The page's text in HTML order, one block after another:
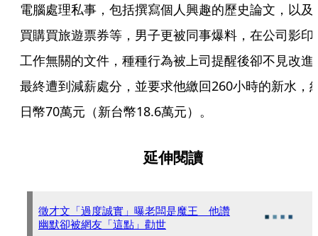
電腦處理私事，包括撰寫個人興趣的歷史論文，以及
買購買旅遊票券等，男子更被同事爆料，在公司影印
工作無關的文件，種種行為被上司提醒後卻不見改進
最終遭到減薪處分，並要求他繳回260小時的新水，
日幣70萬元（新台幣18.6萬元）。
延伸閱讀
徵才文「過度誠實」曝老闆是魔王 他讚
幽默卻被網友「這點」勸世